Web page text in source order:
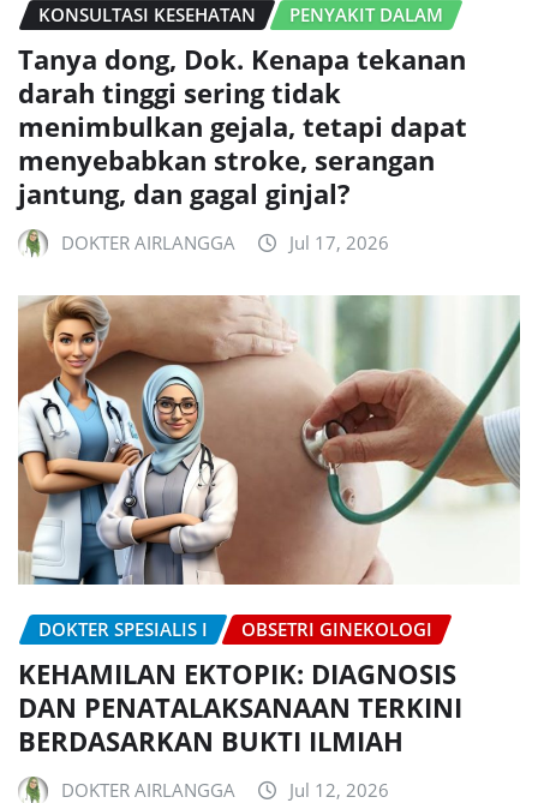
KONSULTASI KESEHATAN
PENYAKIT DALAM
Tanya dong, Dok. Kenapa tekanan
darah tinggi sering tidak
menimbulkan gejala, tetapi dapat
menyebabkan stroke, serangan
jantung, dan gagal ginjal?
DOKTER AIRLANGGA Jul 17, 2026
DOKTER SPESIALIS I OBSETRI GINEKOLOGI
KEHAMILAN EKTOPIK: DIAGNOSIS
DAN PENATALAKSANAAN TERKINI
BERDASARKAN BUKTI ILMIAH
DOKTER AIRLANGGA Jul 12, 2026